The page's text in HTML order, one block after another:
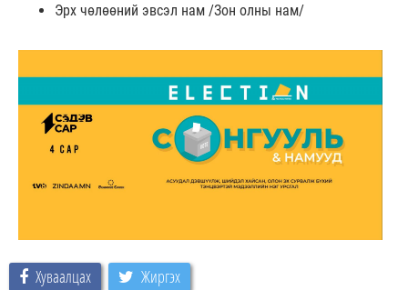
Эрх чөлөөний эвсэл нам /Зон олны нам/
Хуваалцах Жиргэх